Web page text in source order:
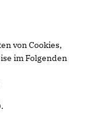
von Cookies,
im Folgenden